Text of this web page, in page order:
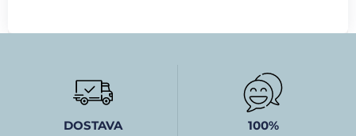
DOSTAVA 100%